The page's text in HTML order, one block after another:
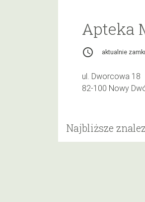
Apteka
access_time aktualnie
ul. Dworcowa 18
82-100 Nowy
Najbliższe